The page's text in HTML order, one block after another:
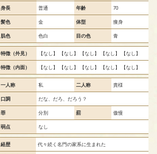
身長 普通 年齢 70
髪色 金 体型 痩身
肌色 色白 目の色 青
特徴（外見） 【なし】 【なし】 【なし】 【なし】 【なし】
特徴（内面） 【なし】 【なし】 【なし】 【なし】 【なし】
一人称 私 二人称 貴様
口調 だな、だろ、だろう？
罪 分別 罰 傲慢
弱点 なし
経歴 代々続く名門の家系に生まれた